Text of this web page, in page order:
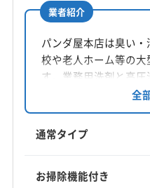
所在地
愛知県新城市二本松34-1
対応地域
湖西市
浜松市天竜区
浜松市浜名
(愛知県) あま市
(愛知県) 稲沢市
業者紹介
パンダ屋本店は臭い
校や老人ホーム等の
す。業務用洗剤と高
し、家庭用から天井
除菌にも自信があり
ス対策にも対応可能
スタッフも在籍。丁
全
通常タイプ
お掃除機能付き